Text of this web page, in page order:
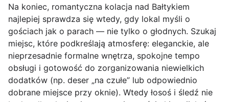
Na koniec, romantyczna kolacja nad Bałtykiem
najlepiej sprawdza się wtedy, gdy lokal myśli o
gościach jak o parach — nie tylko o głodnych. Szukaj
miejsc, które podkreślają atmosferę: eleganckie, ale
nieprzesadnie formalne wnętrza, spokojne tempo
obsługi i gotowość do zorganizowania niewielkich
dodatków (np. deser „na czułe” lub odpowiednio
dobrane miejsce przy oknie). Wtedy łosoś i śledź nie